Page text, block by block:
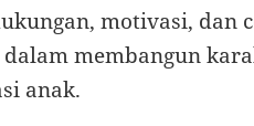
motivasi, dan
membangun
anak.